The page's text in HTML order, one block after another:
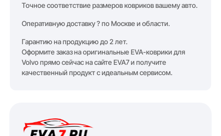
Точное соответствие размеров ковриков вашему авто.
Оперативную доставку ? по Москве и области.
Гарантию на продукцию до 2 лет.
Оформите заказ на оригинальные EVA-коврики для
Volvo прямо сейчас на сайте EVA7 и получите
качественный продукт с идеальным сервисом.